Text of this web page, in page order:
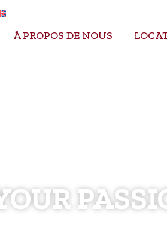
À PROPOS DE NOUS